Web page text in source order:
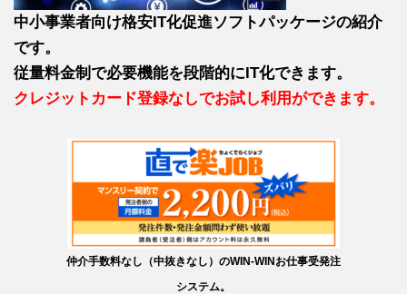
中小事業者向け格安IT化促進ソフトパッケージの紹介
です。
従量料金制で必要機能を段階的にIT化できます。
クレジットカード登録なしでお試し利用ができます。
仲介手数料なし（中抜きなし）のWIN-WINお仕事受発注
システム。